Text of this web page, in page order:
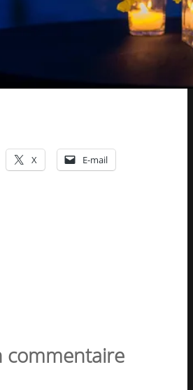
X E-mail
commentaire